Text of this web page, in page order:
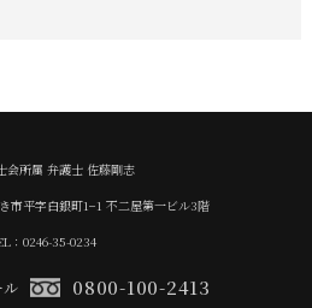
会所属 弁護士 佐藤剛志
市平字白銀町1−1 不二屋第一ビル3階
：0246-35-0234
ル 0800-100-2413